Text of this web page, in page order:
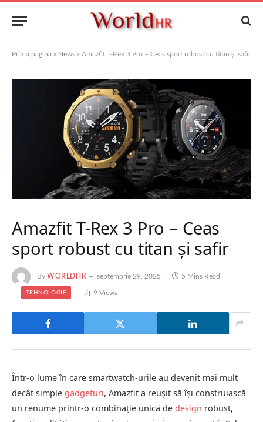
Prima pagină » News » Amazfit T-Rex 3 Pro – Ceas sport robust cu titan și safir
Amazfit T-Rex 3 Pro – Ceas
sport robust cu titan și safir
By WORLDHR septembrie 29, 2025 5 Mins Read
TEHNOLOGIE 9 Views
Într-o lume în care smartwatch-urile au devenit mai mult
decât simple gadgeturi, Amazfit a reușit să își construiască
un renume printr-o combinație unică de design robust,